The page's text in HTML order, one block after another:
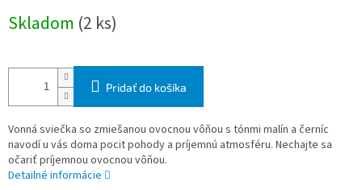
cena:
Skladom (2 ks)
Pridať do košíka
Vonná sviečka so zmiešanou ovocnou vôňou s tónmi malín a černíc
navodí u vás doma pocit pohody a príjemnú atmosféru. Nechajte sa
očariť príjemnou ovocnou vôňou.
Detailné informácie